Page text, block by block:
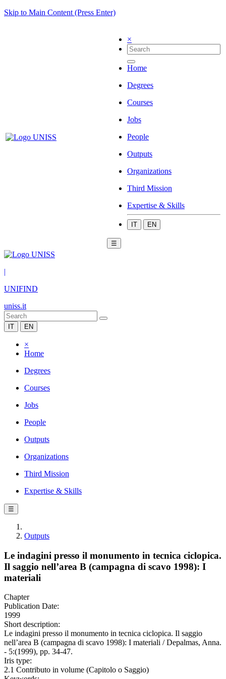
Skip to Main Content (Press Enter)
×
Home
Degrees
Courses
Jobs
People
Outputs
Organizations
Third Mission
Expertise & Skills
IT EN
☰
|
UNIFIND
uniss.it
IT EN
×
Home
Degrees
Courses
Jobs
People
Outputs
Organizations
Third Mission
Expertise & Skills
☰
Outputs
Le indagini presso il monumento in tecnica ciclopica.
Il saggio nell’area B (campagna di scavo 1998): I
materiali
Chapter
Publication Date:
1999
Short description:
Le indagini presso il monumento in tecnica ciclopica. Il saggio
nell’area B (campagna di scavo 1998): I materiali / Depalmas, Anna.
- 5:(1999), pp. 34-47.
Iris type:
2.1 Contributo in volume (Capitolo o Saggio)